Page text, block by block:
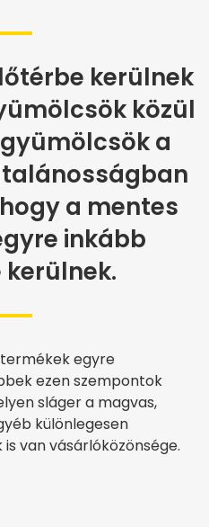
kerülnek
közül
a
a mentes
inkább
egyre
ezen szempontok
sláger a magvas,
különlegesen
van vásárlóközönsége.